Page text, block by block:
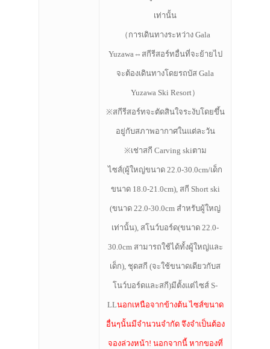
เท่านั้น
（การเดินทางระหว่าง Gala
Yuzawa⇔สกีรีสอร์ทอื่นที่จะย้ายไป
จะต้องเดินทางโดยรถบัส Gala
Yuzawa Ski Resort）
※สกีรีสอร์ทจะตัดสินใจระงับโดยขึ้น
อยู่กับสภาพอากาศในแต่ละวัน
※เช่าสกี Carving skiตาม
ไซส์(ผู้ใหญ่ขนาด 22.0-30.0cm/เด็ก
ขนาด 18.0-21.0cm), สกี Short ski
(ขนาด 22.0-30.0cm สำหรับผู้ใหญ่
เท่านั้น), สโนว์บอร์ด(ขนาด 22.0-
30.0cm สามารถใช้ได้ทั้งผู้ใหญ่และ
เด็ก), ชุดสกี (จะใช้ขนาดเดียวกับส
โนว์บอร์ดและสกี)มีตั้งแต่ไซส์ S-
LLนอกเหนือจากข้างต้น ไซส์ขนาด
อื่นๆนั้นมีจำนวนจำกัด จึงจำเป็นต้อง
จองล่วงหน้า! นอกจากนี้ หากของที่